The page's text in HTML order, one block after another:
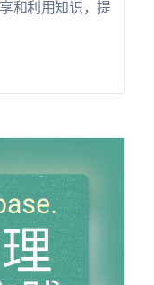
和利用知识，提